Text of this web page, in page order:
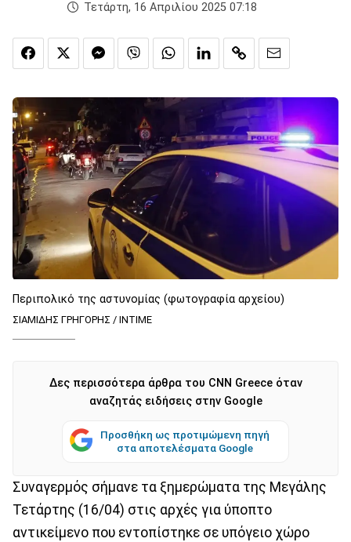
Τετάρτη, 16 Απριλίου 2025 07:18
Περιπολικό της αστυνομίας (φωτογραφία αρχείου)
ΣΙΑΜΙΔΗΣ ΓΡΗΓΟΡΗΣ / INTIME
Δες περισσότερα άρθρα του CNN Greece όταν
αναζητάς ειδήσεις στην Google
Προσθήκη ως προτιμώμενη πηγή
στα αποτελέσματα Google
Συναγερμός σήμανε τα ξημερώματα της Μεγάλης
Τετάρτης (16/04) στις αρχές για ύποπτο
αντικείμενο που εντοπίστηκε σε υπόγειο χώρο